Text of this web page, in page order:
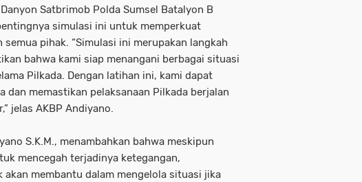
Satbrimob Polda Sumsel Batalyon B
simulasi ini untuk memperkuat
semua pihak. “Simulasi ini merupakan langkah
bahwa kami siap menangani berbagai situasi
Pilkada. Dengan latihan ini, kami dapat
dan memastikan pelaksanaan Pilkada berjalan
jelas AKBP Andiyano.
S.K.M., menambahkan bahwa meskipun
mencegah terjadinya ketegangan,
akan membantu dalam mengelola situasi jika